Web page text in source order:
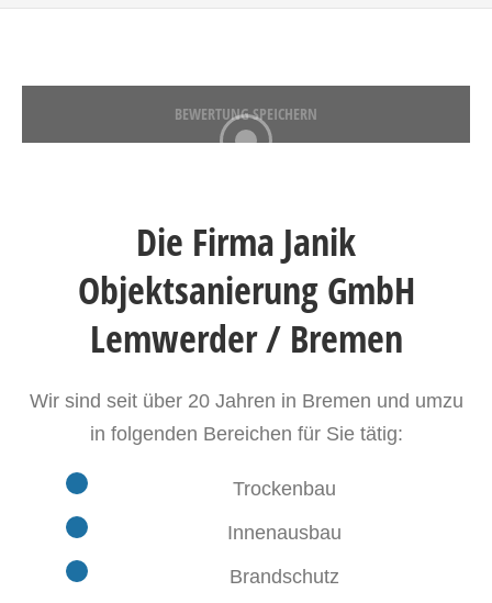
BEWERTUNG SPEICHERN
Die Firma Janik
Objektsanierung GmbH
Lemwerder / Bremen
Wir sind seit über 20 Jahren in Bremen und umzu
in folgenden Bereichen für Sie tätig:
Trockenbau
Innenausbau
Brandschutz